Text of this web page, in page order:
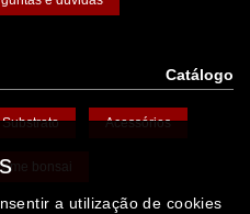
Catálogo
Substrato Acessórios
bonsai
a utilização de cookies